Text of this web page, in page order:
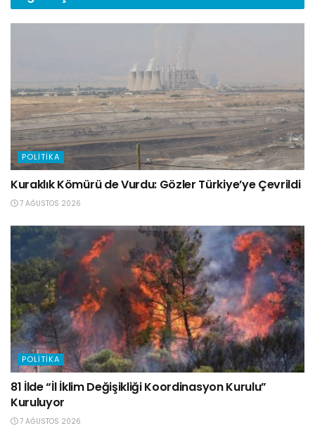
POLITIKA
Kuraklık Kömürü de Vurdu: Gözler Türkiye’ye Çevrildi
7 AĞUSTOS 2026
POLITIKA
81 İlde “İl İklim Değişikliği Koordinasyon Kurulu”
Kuruluyor
7 AĞUSTOS 2026